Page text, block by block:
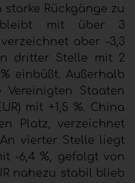
Rückgänge zu
bleibt mit über 3
aber -3,3
dritter Stelle mit 2
einbüßt. Außerhalb
Staaten
mit +1,5 %. China
Platz, verzeichnet
vierter Stelle liegt
-6,4 %, gefolgt von
nahezu stabil blieb